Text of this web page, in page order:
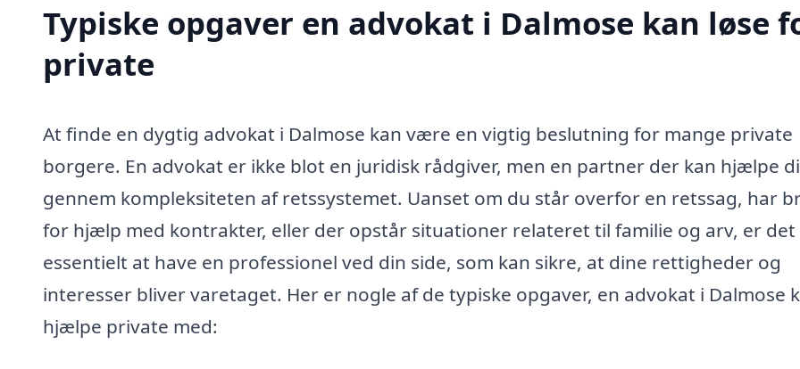
Typiske opgaver en advokat i Dalmose kan løse
private
At finde en dygtig advokat i Dalmose kan være en vigtig beslutning for mange private
borgere. En advokat er ikke blot en juridisk rådgiver, men en partner der kan hjælpe
gennem kompleksiteten af retssystemet. Uanset om du står overfor en retssag, har
for hjælp med kontrakter, eller der opstår situationer relateret til familie og arv, er det
essentielt at have en professionel ved din side, som kan sikre, at dine rettigheder og
interesser bliver varetaget. Her er nogle af de typiske opgaver, en advokat i Dalmose
hjælpe private med: